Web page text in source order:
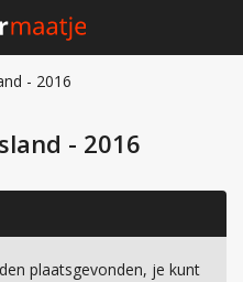
- 2016
- 2016
plaatsgevonden, je kunt